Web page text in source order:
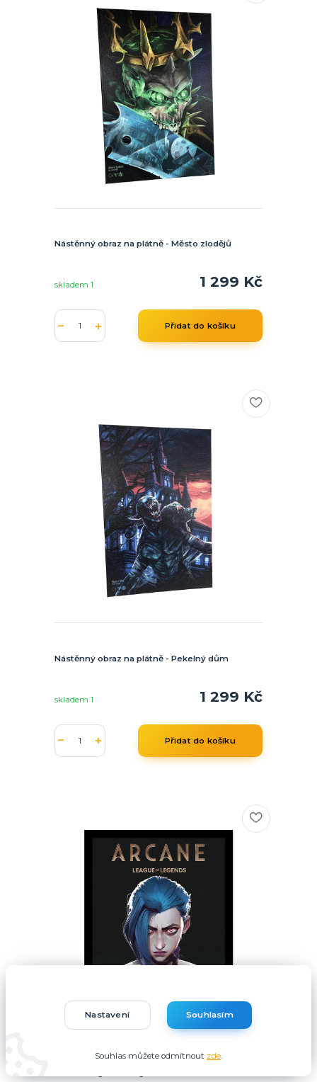
Nástěnný obraz na plátně - Město zlodějů
1 299 Kč
skladem 1
Přidat do košíku
Nástěnný obraz na plátně - Pekelný dům
1 299 Kč
skladem 1
Přidat do košíku
Nastavení Souhlasím
Souhlas můžete odmítnout zde.